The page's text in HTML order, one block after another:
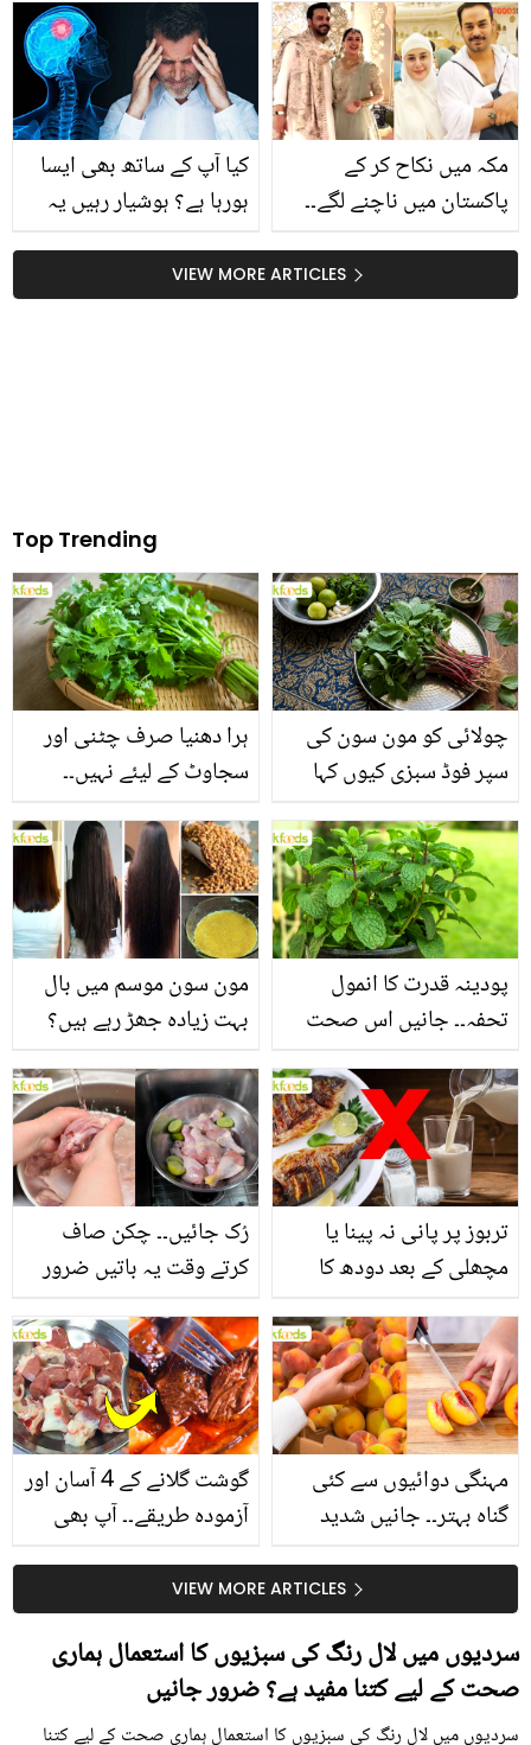
پیرزادہ بات کرتے ہوئے رو
پڑے
مزید کیسے تپایا؟
کیا آپ کے ساتھ بھی ایسا
ہورہا ہے؟ ہوشیار رہیں یہ
ہوسکتی ہیں۔۔۔
مکہ میں نکاح کر کے
پاکستان میں ناچنے لگے۔۔
فنکشن دیکھ کر مداحوں نے
لاحول پڑھ لیا
VIEW MORE ARTICLES
Top Trending
ہرا دھنیا صرف چٹنی اور
سجاوٹ کے لیئے نہیں۔۔
انگیز فوائد جو شاید ہی آپ
کو معلوم ہوں
چولائی کو مون سون کی
سپر فوڈ سبزی کیوں کہا
منرلز اور اینٹی آکسیڈنٹس
سے بھرپور اس سبزی کے
فائدے
مون سون موسم میں بال
بہت زیادہ جھڑ رہے ہیں؟
بنانے کے چند قدرتی طریقے
پودینہ قدرت کا انمول
تحفہ۔۔ جانیں اس صحت
انگیز طبی فوائد
رُک جائیں۔۔ چکن صاف
کرتے وقت یہ باتیں ضرور
تربوز پر پانی نہ پینا یا
مچھلی کے بعد دودھ کا
سے متعلق غلط فہمیوں کی
حقیقت کیا ہے اور افواہ
کیا؟
گوشت گلانے کے 4 آسان اور
آزمودہ طریقے۔۔ آپ بھی
بتائے راز
مہنگی دوائیوں سے کئی
گناہ بہتر۔۔ جانیں شدید
کیوں کھانا چاہیے؟ VIEW MORE ARTICLES
سردیوں میں لال رنگ کی سبزیوں کا استعمال ہماری
صحت کے لیے کتنا مفید ہے؟ ضرور جانیں
سردیوں میں لال رنگ کی سبزیوں کا استعمال ہماری صحت کے لیے کتنا